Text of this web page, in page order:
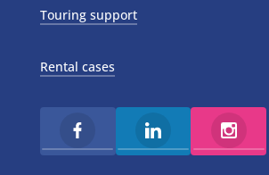
Touring support
Rental cases